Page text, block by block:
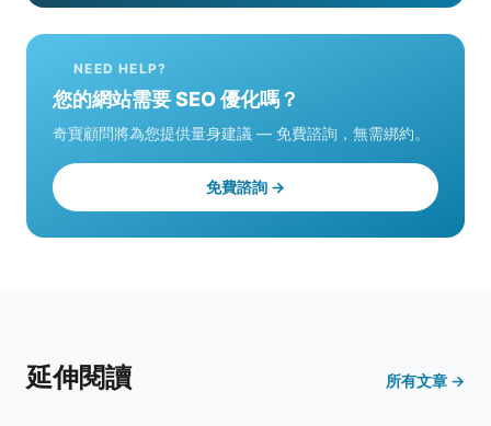
NEED HELP?
您的網站需要 SEO 優化嗎？
奇寶顧問將為您提供量身建議 — 免費諮詢，無需綁約。
免費諮詢 →
延伸閱讀 所有文章 →